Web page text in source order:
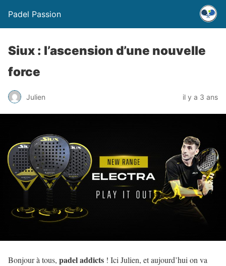
Padel Passion
Siux : l’ascension d’une nouvelle
force
Julien il y a 3 ans
Bonjour à tous, padel addicts ! Ici Julien, et aujourd’hui on va